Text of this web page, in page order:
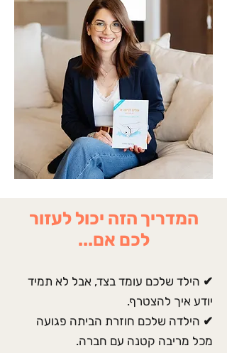
המדריך הזה יכול לעזור
לכם אם...
✔ הילד שלכם עומד בצד, אבל לא תמיד
יודע איך להצטרף.
✔ הילדה שלכם חוזרת הביתה פגועה
מכל מריבה קטנה עם חברה.